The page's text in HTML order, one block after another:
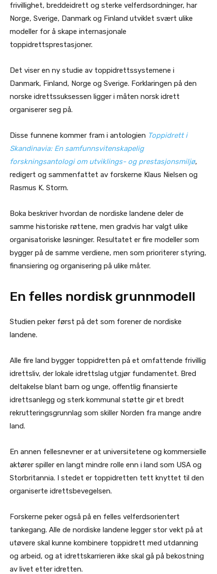
frivillighet, breddeidrett og sterke velferdsordninger, har
Norge, Sverige, Danmark og Finland utviklet svært ulike
modeller for å skape internasjonale
toppidrettsprestasjoner.
Det viser en ny studie av toppidrettssystemene i
Danmark, Finland, Norge og Sverige. Forklaringen på den
norske idrettssuksessen ligger i måten norsk idrett
organiserer seg på.
Disse funnene kommer fram i antologien Toppidrett i
Skandinavia: En samfunnsvitenskapelig
forskningsantologi om utviklings- og prestasjonsmiljø,
redigert og sammenfattet av forskerne Klaus Nielsen og
Rasmus K. Storm.
Boka beskriver hvordan de nordiske landene deler de
samme historiske røttene, men gradvis har valgt ulike
organisatoriske løsninger. Resultatet er fire modeller som
bygger på de samme verdiene, men som prioriterer styring,
finansiering og organisering på ulike måter.
En felles nordisk grunnmodell
Studien peker først på det som forener de nordiske
landene.
Alle fire land bygger toppidretten på et omfattende frivillig
idrettsliv, der lokale idrettslag utgjør fundamentet. Bred
deltakelse blant barn og unge, offentlig finansierte
idrettsanlegg og sterk kommunal støtte gir et bredt
rekrutteringsgrunnlag som skiller Norden fra mange andre
land.
En annen fellesnevner er at universitetene og kommersielle
aktører spiller en langt mindre rolle enn i land som USA og
Storbritannia. I stedet er toppidretten tett knyttet til den
organiserte idrettsbevegelsen.
Forskerne peker også på en felles velferdsorientert
tankegang. Alle de nordiske landene legger stor vekt på at
utøvere skal kunne kombinere toppidrett med utdanning
og arbeid, og at idrettskarrieren ikke skal gå på bekostning
av livet etter idretten.